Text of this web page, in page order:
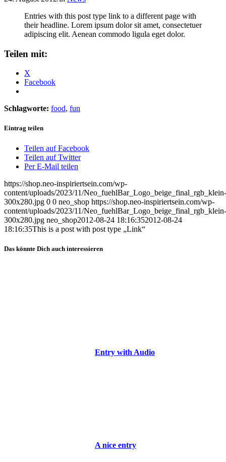
Entries with this post type link to a different page with
their headline. Lorem ipsum dolor sit amet, consectetuer
adipiscing elit. Aenean commodo ligula eget dolor.
Teilen mit:
X
Facebook
Schlagworte: food, fun
Eintrag teilen
Teilen auf Facebook
Teilen auf Twitter
Per E-Mail teilen
https://shop.neo-inspiriertsein.com/wp-
content/uploads/2023/11/Neo_fuehlBar_Logo_beige_final_rgb_klein-
300x280.jpg 0 0 neo_shop https://shop.neo-inspiriertsein.com/wp-
content/uploads/2023/11/Neo_fuehlBar_Logo_beige_final_rgb_klein-
300x280.jpg neo_shop2012-08-24 18:16:352012-08-24
18:16:35This is a post with post type „Link“
Das könnte Dich auch interessieren
Entry with Audio
A nice entry